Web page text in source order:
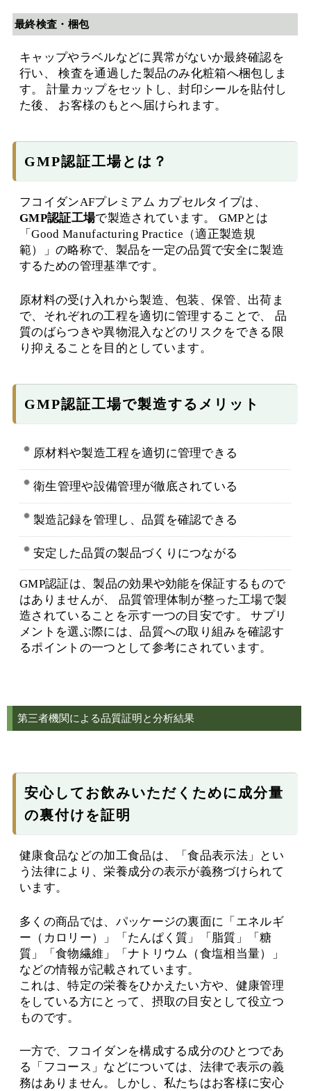
最終検査・梱包
キャップやラベルなどに異常がないか最終確認を
行い、 検査を通過した製品のみ化粧箱へ梱包しま
す。 計量カップをセットし、封印シールを貼付し
た後、 お客様のもとへ届けられます。
GMP認証工場とは？
フコイダンAFプレミアム カプセルタイプは、
GMP認証工場で製造されています。 GMPとは
「Good Manufacturing Practice（適正製造規
範）」の略称で、製品を一定の品質で安全に製造
するための管理基準です。
原材料の受け入れから製造、包装、保管、出荷ま
で、それぞれの工程を適切に管理することで、 品
質のばらつきや異物混入などのリスクをできる限
り抑えることを目的としています。
GMP認証工場で製造するメリット
原材料や製造工程を適切に管理できる
衛生管理や設備管理が徹底されている
製造記録を管理し、品質を確認できる
安定した品質の製品づくりにつながる
GMP認証は、製品の効果や効能を保証するもので
はありませんが、 品質管理体制が整った工場で製
造されていることを示す一つの目安です。 サプリ
メントを選ぶ際には、品質への取り組みを確認す
るポイントの一つとして参考にされています。
第三者機関による品質証明と分析結果
安心してお飲みいただくために成分量
の裏付けを証明
健康食品などの加工食品は、「食品表示法」とい
う法律により、栄養成分の表示が義務づけられて
います。
多くの商品では、パッケージの裏面に「エネルギ
ー（カロリー）」「たんぱく質」「脂質」「糖
質」「食物繊維」「ナトリウム（食塩相当量）」
などの情報が記載されています。
これは、特定の栄養をひかえたい方や、健康管理
をしている方にとって、摂取の目安として役立つ
ものです。
一方で、フコイダンを構成する成分のひとつであ
る「フコース」などについては、法律で表示の義
務はありません。しかし、私たちはお客様に安心